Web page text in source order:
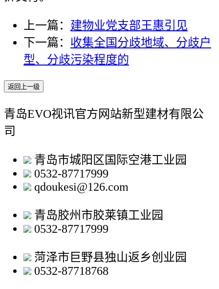
上一篇： 建物业党支部王惠引见
下一篇： 收集全国分歧地域、分歧户
型、分歧污染程度的
返回上一级
青岛EVO视讯官方网站新型建材有限公
司
青岛市城阳区国际空港工业园
0532-87717999
qdoukesi@126.com
青岛胶州市胶莱镇工业园
0532-87717999
菏泽市巨野县独山返乡创业园
0532-87718768